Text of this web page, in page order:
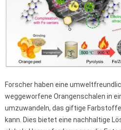
Forscher haben eine
weggeworfene Orangenschalen in
umzuwandeln, das giftige
kann. Dies bietet eine nachhaltige